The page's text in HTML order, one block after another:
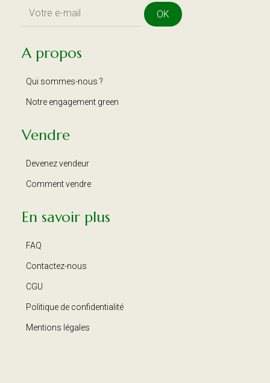
OK
A propos
Qui sommes-nous ?
Notre engagement green
Vendre
Devenez vendeur
Comment vendre
En savoir plus
FAQ
Contactez-nous
CGU
Politique de confidentialité
Mentions légales